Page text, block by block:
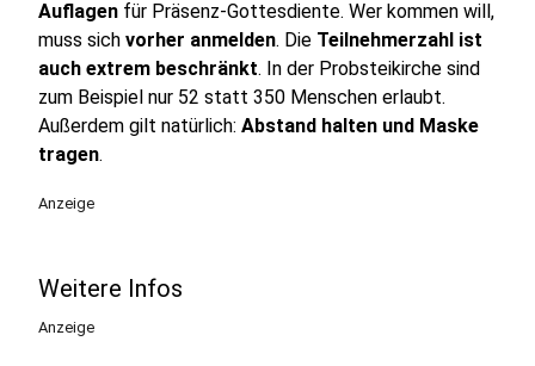
Auflagen für Präsenz-Gottesdiente. Wer kommen will,
muss sich vorher anmelden. Die Teilnehmerzahl ist
auch extrem beschränkt. In der Probsteikirche sind
zum Beispiel nur 52 statt 350 Menschen erlaubt.
Außerdem gilt natürlich: Abstand halten und Maske
tragen.
Anzeige
Weitere Infos
Anzeige